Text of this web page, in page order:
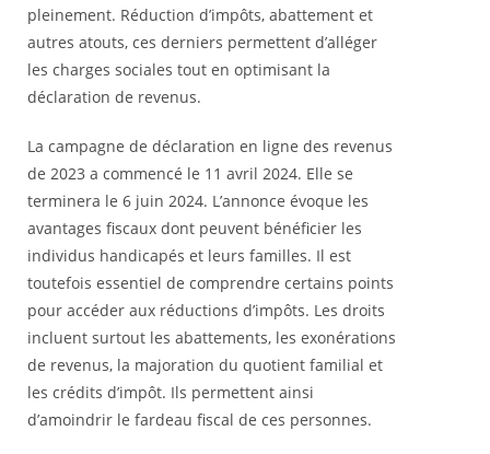
pleinement. Réduction d’impôts, abattement et
autres atouts, ces derniers permettent d’alléger
les charges sociales tout en optimisant la
déclaration de revenus.
La campagne de déclaration en ligne des revenus
de 2023 a commencé le 11 avril 2024. Elle se
terminera le 6 juin 2024. L’annonce évoque les
avantages fiscaux dont peuvent bénéficier les
individus handicapés et leurs familles. Il est
toutefois essentiel de comprendre certains points
pour accéder aux réductions d’impôts. Les droits
incluent surtout les abattements, les exonérations
de revenus, la majoration du quotient familial et
les crédits d’impôt. Ils permettent ainsi
d’amoindrir le fardeau fiscal de ces personnes.